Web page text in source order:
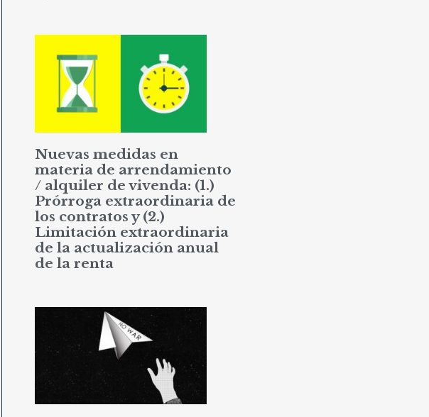
Nuevas medidas en
materia de arrendamiento
/ alquiler de vivenda: (1.)
Prórroga extraordinaria de
los contratos y (2.)
Limitación extraordinaria
de la actualización anual
de la renta